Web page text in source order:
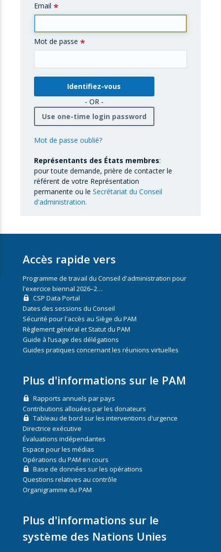
Email
Mot de passe
- OR -
Use one-time login password
Mot de passe oublié?
Représentants des États membres:
pour toute demande, prière de contacter le
référent de votre Représentation
permanente ou le Secrétariat du Conseil
d'administration.
Accès rapide vers
Programme de travail du Conseil d'administration pour
l'exercice biennal 2026–2…
CSP Data Portal
Dates des sessions du Conseil
Sécurité pour l'accès au Siège du PAM
Règlement général et Statut du PAM
Guide à l’usage des délégations
Guides pratiques concernant les réunions virtuelles
Plus d'informations sur le PAM
Rapports annuels par pays
Contributions allouées par les donateurs
Tableau de bord sur les interventions d'urgence
Directrice exécutive
Évaluations indépendantes
Espace pour les médias
Opérations du PAM en cours
Base de données sur les opérations
Questions relatives au contrôle
Organigramme du PAM
Plus d'informations sur le
système des Nations Unies